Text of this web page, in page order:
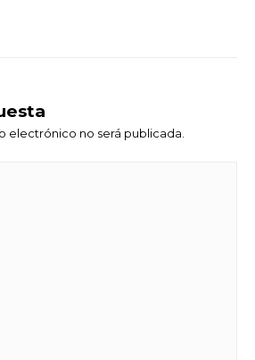
electrónico no será publicada.